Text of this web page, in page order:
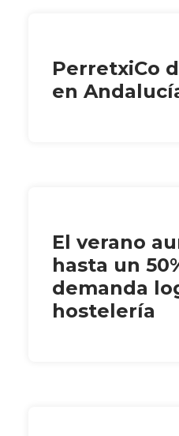
PerretxiCo
en
El verano
hasta un
demanda
hostelería